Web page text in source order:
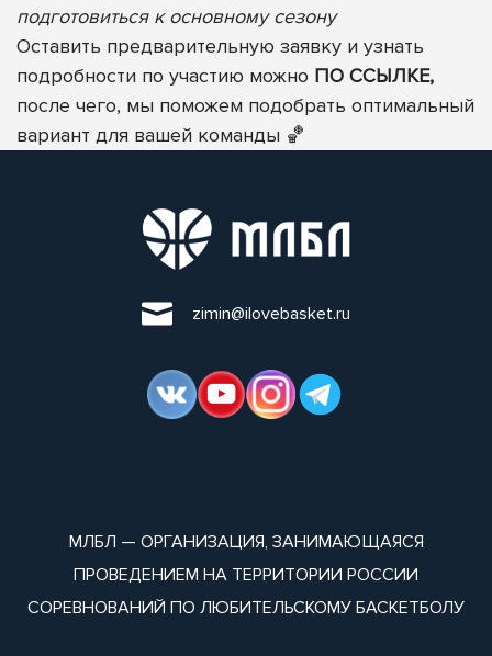
подготовиться к основному сезону
Оставить предварительную заявку и узнать
подробности по участию можно ПО ССЫЛКЕ,
после чего, мы поможем подобрать оптимальный
вариант для вашей команды 🏀
zimin@ilovebasket.ru
МЛБЛ — ОРГАНИЗАЦИЯ, ЗАНИМАЮЩАЯСЯ
ПРОВЕДЕНИЕМ НА ТЕРРИТОРИИ РОССИИ
СОРЕВНОВАНИЙ ПО ЛЮБИТЕЛЬСКОМУ БАСКЕТБОЛУ